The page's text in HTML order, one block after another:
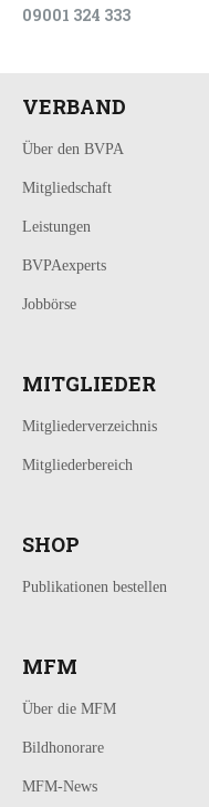
09001 324 333
VERBAND
Über den BVPA
Mitgliedschaft
Leistungen
BVPAexperts
Jobbörse
MITGLIEDER
Mitgliederverzeichnis
Mitgliederbereich
SHOP
Publikationen bestellen
MFM
Über die MFM
Bildhonorare
MFM-News